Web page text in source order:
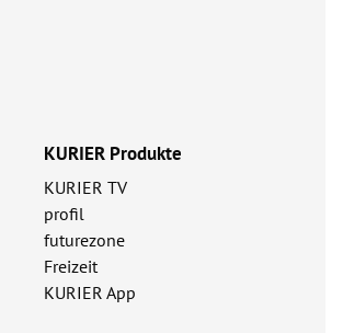
KURIER Produkte
KURIER TV
profil
futurezone
Freizeit
KURIER App